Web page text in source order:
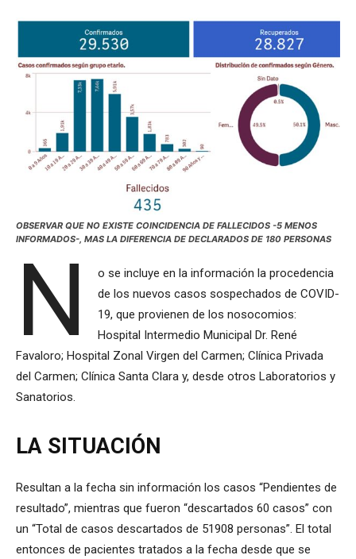
OBSERVAR QUE NO EXISTE COINCIDENCIA DE FALLECIDOS -5 MENOS
INFORMADOS-, MAS LA DIFERENCIA DE DECLARADOS DE 180 PERSONAS
N
o se incluye en la información la procedencia
de los nuevos casos sospechados de COVID-
19, que provienen de los nosocomios:
Hospital Intermedio Municipal Dr. René
Favaloro; Hospital Zonal Virgen del Carmen; Clínica Privada
del Carmen; Clínica Santa Clara y, desde otros Laboratorios y
Sanatorios.
LA SITUACIÓN
Resultan a la fecha sin información los casos “Pendientes de
resultado”, mientras que fueron “descartados 60 casos” con
un “Total de casos descartados de 51908 personas”. El total
entonces de pacientes tratados a la fecha desde que se